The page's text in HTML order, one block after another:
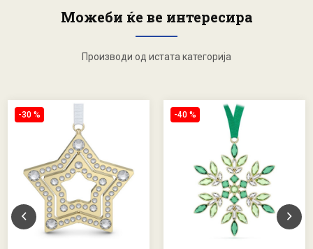
Можеби ќе ве интересира
Производи од истата категорија
-30 % -40 %